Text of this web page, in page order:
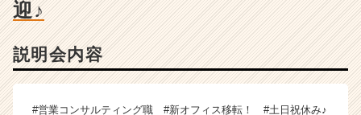
迎♪
説明会内容
#営業コンサルティング職 #新オフィス移転！ #土日祝休み♪